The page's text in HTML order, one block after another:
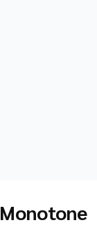
Monotone